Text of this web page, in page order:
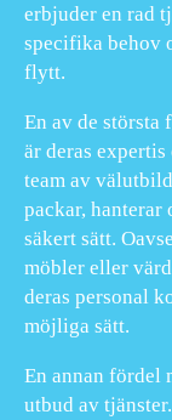
erbjuder en rad
specifika behov
flytt.
En av de största
är deras
team av
packar, hanterar
säkert sätt.
möbler eller
deras personal
möjliga sätt.
En annan fördel
utbud av